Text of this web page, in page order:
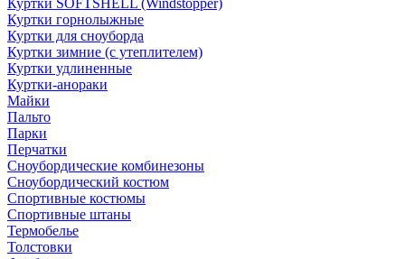
Куртки SOFTSHELL (Windstopper)
Куртки горнолыжные
Куртки для сноуборда
Куртки зимние (с утеплителем)
Куртки удлиненные
Куртки-анораки
Майки
Пальто
Парки
Перчатки
Сноубордические комбинезоны
Сноубордический костюм
Спортивные костюмы
Спортивные штаны
Термобелье
Толстовки